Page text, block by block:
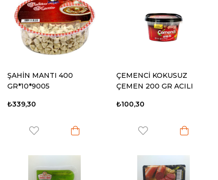
ŞAHİN MANTI 400
GR*10*9005
₺339,30
ÇEMENCİ KOKUSUZ
ÇEMEN 200 GR ACILI
₺100,30